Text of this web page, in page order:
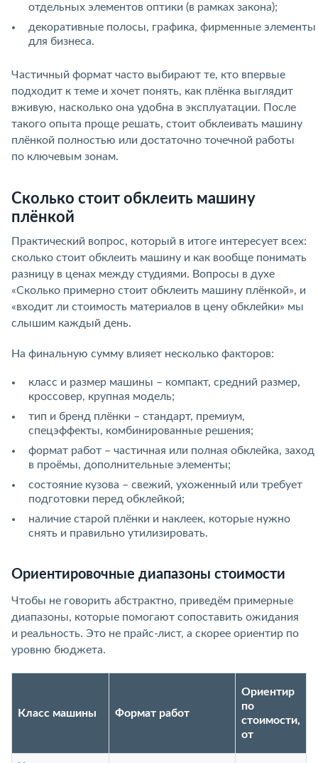
отдельных элементов оптики (в рамках закона);
декоративные полосы, графика, фирменные элементы
для бизнеса.
Частичный формат часто выбирают те, кто впервые
подходит к теме и хочет понять, как плёнка выглядит
вживую, насколько она удобна в эксплуатации. После
такого опыта проще решать, стоит обклеивать машину
плёнкой полностью или достаточно точечной работы
по ключевым зонам.
Сколько стоит обклеить машину
плёнкой
Практический вопрос, который в итоге интересует всех:
сколько стоит обклеить машину и как вообще понимать
разницу в ценах между студиями. Вопросы в духе
«Сколько примерно стоит обклеить машину плёнкой», и
«входит ли стоимость материалов в цену обклейки» мы
слышим каждый день.
На финальную сумму влияет несколько факторов:
класс и размер машины – компакт, средний размер,
кроссовер, крупная модель;
тип и бренд плёнки – стандарт, премиум,
спецэффекты, комбинированные решения;
формат работ – частичная или полная обклейка, заход
в проёмы, дополнительные элементы;
состояние кузова – свежий, ухоженный или требует
подготовки перед обклейкой;
наличие старой плёнки и наклеек, которые нужно
снять и правильно утилизировать.
Ориентировочные диапазоны стоимости
Чтобы не говорить абстрактно, приведём примерные
диапазоны, которые помогают сопоставить ожидания
и реальность. Это не прайс-лист, а скорее ориентир по
уровню бюджета.
Класс машины Формат работ
Ориентир
по
стоимости,
от